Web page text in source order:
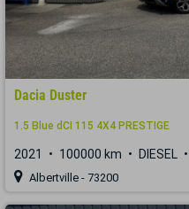
Dacia Duster
1.5 Blue dCI 115 4X4 PRESTIGE
2021 100000 km DIESEL
Albertville - 73200